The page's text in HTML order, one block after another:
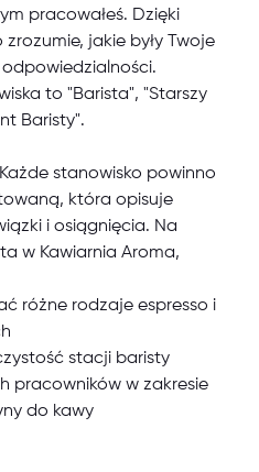
pracowałeś. Dzięki
jakie były Twoje
to "Barista", "Starszy
Baristy".
Każde stanowisko powinno
która opisuje
i osiągnięcia. Na
w Kawiarnia Aroma,
różne rodzaje espresso i
stacji baristy
pracowników w zakresie
do kawy